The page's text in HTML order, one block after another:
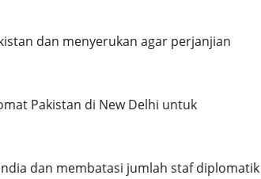
dan menyerukan agar perjanjian
Pakistan di New Delhi untuk
dan membatasi jumlah staf diplomatik